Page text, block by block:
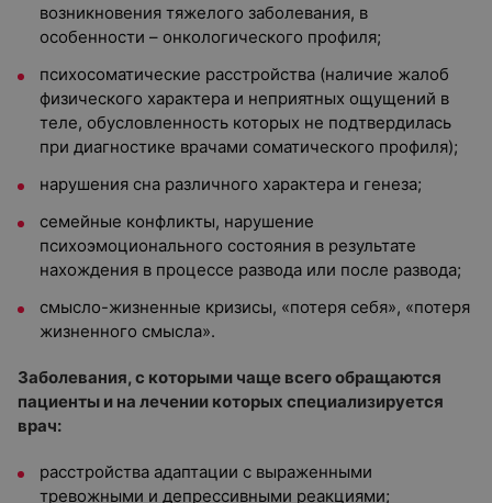
возникновения тяжелого заболевания, в
особенности – онкологического профиля;
психосоматические расстройства (наличие жалоб
физического характера и неприятных ощущений в
теле, обусловленность которых не подтвердилась
при диагностике врачами соматического профиля);
нарушения сна различного характера и генеза;
семейные конфликты, нарушение
психоэмоционального состояния в результате
нахождения в процессе развода или после развода;
смысло-жизненные кризисы, «потеря себя», «потеря
жизненного смысла».
Заболевания, с которыми чаще всего обращаются
пациенты и на лечении которых специализируется
врач:
расстройства адаптации с выраженными
тревожными и депрессивными реакциями;